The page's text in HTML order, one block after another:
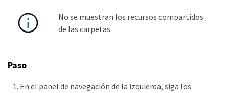
No se muestran los recursos compartidos
de las carpetas.
Paso
En el panel de navegación de la izquierda, siga los